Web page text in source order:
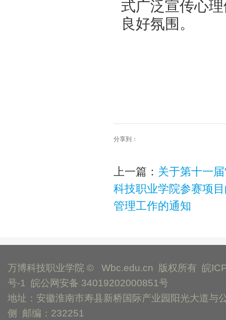
式广泛宣传心
良好氛围。
分享到：
上一篇： 关于第十一
科技职业学院参赛项
管理工作的通知
万博科技职业学院 © Wbc.edu.cn 版权所有 皖
号-1 皖公网安备 34019202000851号
地址：安徽淮南市寿县新桥国际产业园阳光大道与
侧 邮编：232251